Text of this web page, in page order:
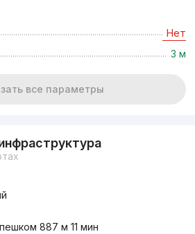
Нет
3 м
все параметры
887 м 11 мин